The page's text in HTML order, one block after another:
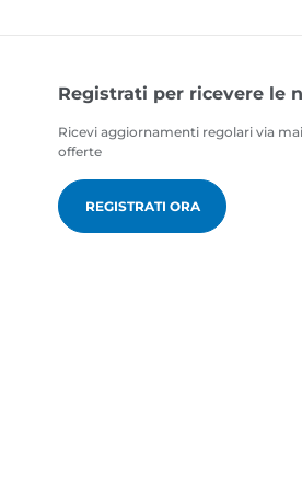
Registrati per ricevere le
Ricevi aggiornamenti regolari via
offerte
REGISTRATI ORA